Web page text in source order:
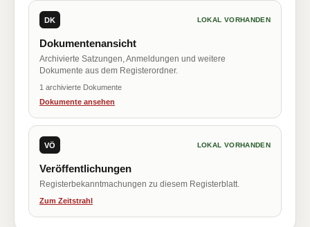
DK LOKAL VORHANDEN
Dokumentenansicht
Archivierte Satzungen, Anmeldungen und weitere
Dokumente aus dem Registerordner.
1 archivierte Dokumente
Dokumente ansehen
VÖ LOKAL VORHANDEN
Veröffentlichungen
Registerbekanntmachungen zu diesem Registerblatt.
Zum Zeitstrahl